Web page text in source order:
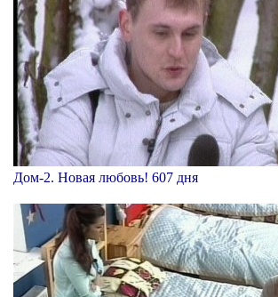
Дом-2. Новая любовь! 607 дня